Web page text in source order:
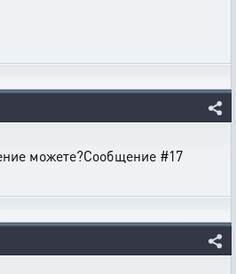
можете?Сообщение #17